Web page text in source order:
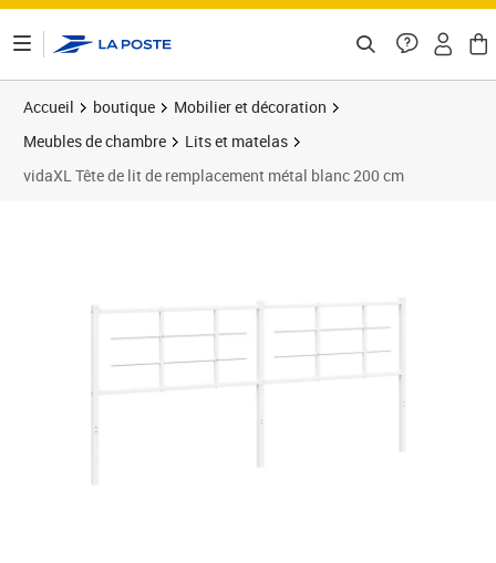
Accueil boutique
Mobilier et décoration
Meubles de chambre
Lits et matelas
vidaXL Tête de lit de remplacement métal blanc 200 cm